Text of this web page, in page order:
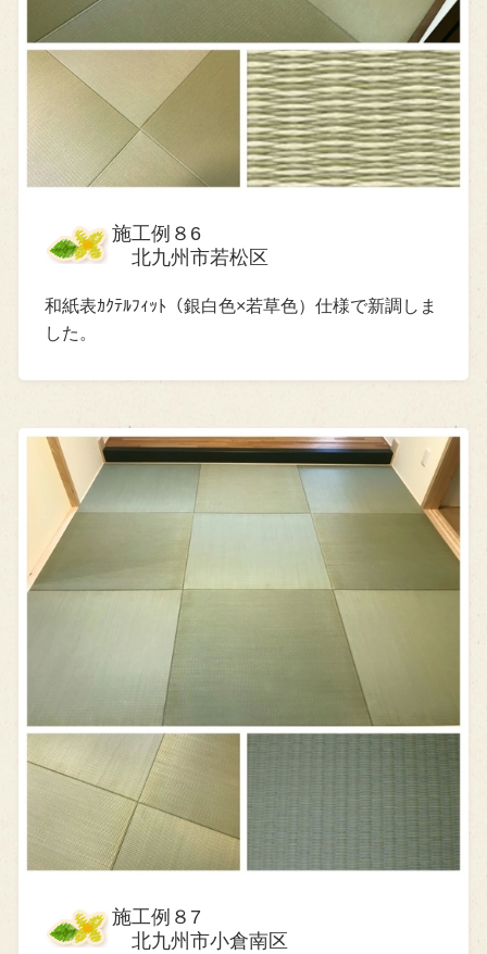
施工例８6
北九州市若松区
和紙表ｶｸﾃﾙﾌｨｯﾄ（銀白色×若草色）仕様で新調しま
した。
施工例８7
北九州市小倉南区